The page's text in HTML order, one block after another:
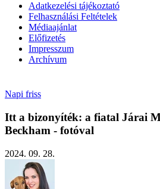
Adatkezelési tájékoztató
Felhasználási Feltételek
Médiaajánlat
Előfizetés
Impresszum
Archívum
Napi friss
Itt a bizonyíték: a fiatal Járai
Beckham - fotóval
2024. 09. 28.